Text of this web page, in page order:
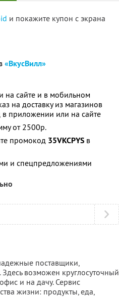
и покажите купон с экрана
«ВкусВилл»
на сайте и в мобильном
на доставку из магазинов
приложении или на сайте
от 2500р.
промокод 35VKCPYS в
и спецпредложениями
поставщики,
возможен круглосуточный
и на дачу. Сервис
жизни: продукты, еда,